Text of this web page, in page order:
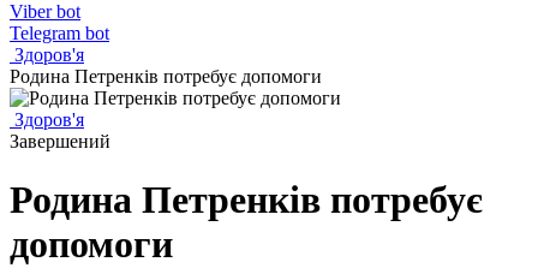
Viber bot
Telegram bot
Здоров'я
Родина Петренків потребує допомоги
Здоров'я
Завершений
Родина Петренків потребує
допомоги